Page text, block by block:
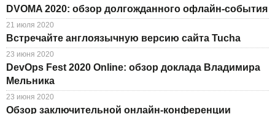
DVOMA 2020: обзор долгожданного офлайн-события
21 июля 2020
Встречайте англоязычную версию сайта Tucha
23 июня 2020
DevOps Fest 2020 Online: обзор доклада Владимира
Мельника
23 июня 2020
Обзор заключительной онлайн-конференции